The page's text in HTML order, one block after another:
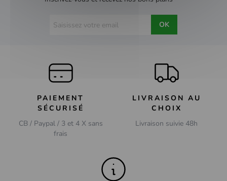
OK
PAIEMENT
SÉCURISÉ
CB / Paypal / 3 et 4 X sans
frais
LIVRAISON AU
CHOIX
Livraison suivie 48h